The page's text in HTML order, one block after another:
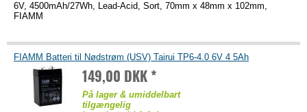
6V, 4500mAh/27Wh, Lead-Acid, Sort, 70mm x 48mm x 102mm,
FIAMM
FIAMM Batteri til Nødstrøm (USV) Tairui TP6-4.0 6V 4 5Ah
149,00 DKK *
På lager & umiddelbart
tilgængelig